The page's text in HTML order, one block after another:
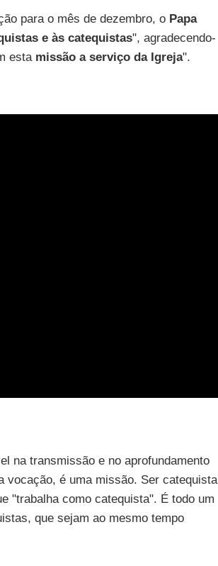
para o mês de dezembro, o Papa
e às catequistas", agradecendo-
esta missão a serviço da Igreja".
na transmissão e no aprofundamento
vocação, é uma missão. Ser catequista
"trabalha como catequista". É todo um
que sejam ao mesmo tempo